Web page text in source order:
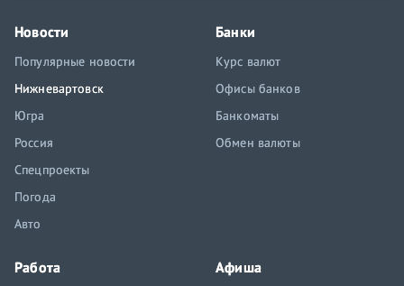
Новости
Популярные новости
Нижневартовск
Югра
Россия
Спецпроекты
Погода
Авто
Банки
Курс валют
Офисы банков
Банкоматы
Обмен валюты
Работа Афиша